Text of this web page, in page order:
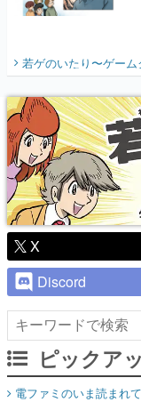
若ゲのいたり〜ゲー
X
Discord
ピックア
電ファミのいま読まれ